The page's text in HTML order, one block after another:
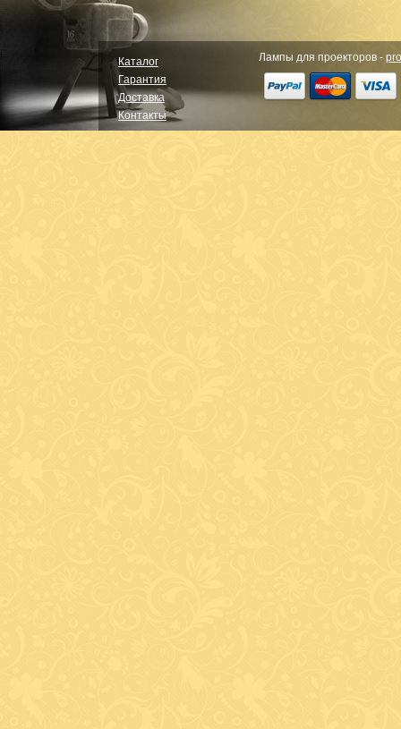
Каталог
Гарантия
Доставка
Контакты
Лампы для проекторов -